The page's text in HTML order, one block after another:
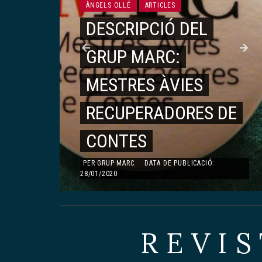
ÀNGELS OLLÉ
ARTICLES
DESCRIPCIÓ DEL
GRUP MARC:
MESTRES ÀVIES
RECUPERADORES DE
CONTES
PERGRUP MARC.
DATA DE PUBLICACIÓ:
28/01/2020
ARTICLES
MONOGRÀFIC DEDICAT A TERESA PÀMIES
TERESA PÀMIES
FEMINISME I
LITERATURA
PERAGNÈS TODA I BONET
DATA DE
PUBLICACIÓ: 23/08/2019